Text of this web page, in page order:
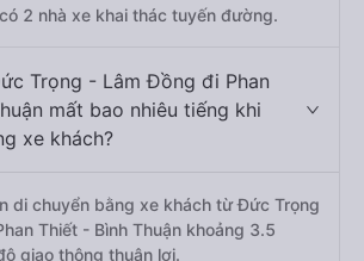
2 nhà xe khai thác tuyến đường.
Trọng - Lâm Đồng đi Phan
mất bao nhiêu tiếng khi
xe khách?
di chuyển bằng xe khách từ Đức Trọng
Thiết - Bình Thuận khoảng 3.5
giao thông thuận lợi.